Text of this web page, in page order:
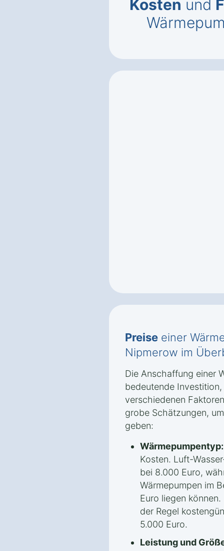
Kosten und
Preise einer
Nipmerow im
Die Anschaffung einer
bedeutende
verschiedenen
grobe Schätzungen,
geben:
Wärmepumpentyp:
Kosten. Luft-
bei 8.000 Euro,
Wärmepumpen im
Euro liegen
der Regel
5.000 Euro.
Leistung und